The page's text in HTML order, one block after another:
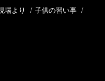
場より / 子供の習い事 /